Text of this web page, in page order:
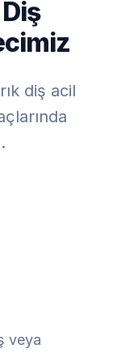
diş acil
veya